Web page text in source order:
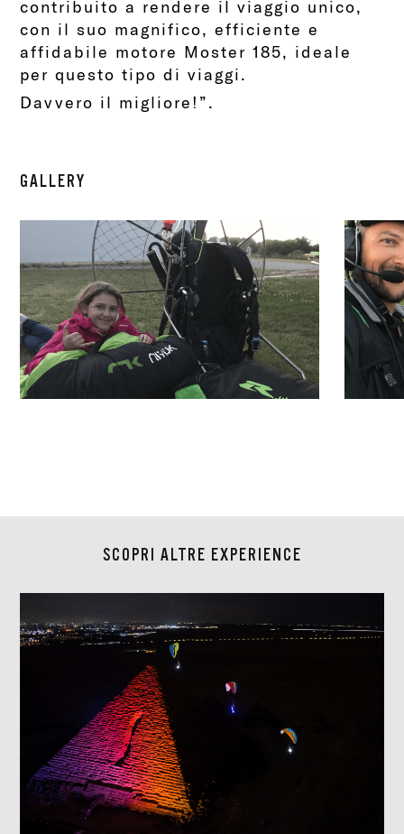
contribuito a rendere il viaggio unico,
con il suo magnifico, efficiente e
affidabile motore Moster 185, ideale
per questo tipo di viaggi.
Davvero il migliore!”.
GALLERY
SCOPRI ALTRE EXPERIENCE